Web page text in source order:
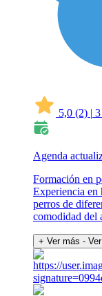
5,0 (2) |
Agenda
Formación en
Experiencia en
perros de
comodidad del
+ Ver más -